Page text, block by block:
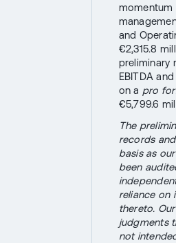
momentum
and
€2,315.8
preliminary
EBITDA
on a pro
€5,799.6
The
records
basis as
been
reliance on
thereto.
judgments
not